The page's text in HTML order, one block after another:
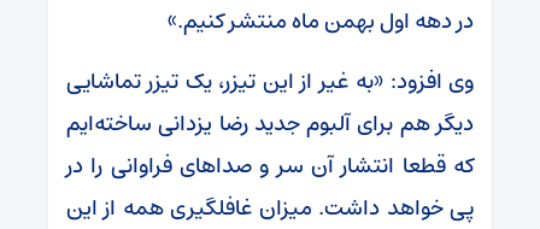
در دهه اول بهمن ماه منتشر کنیم.»
وی افزود: «به غیر از این تیزر، یک تیزر تماشایی
دیگر هم برای آلبوم جدید رضا یزدانی ساخته‌ایم
که قطعا انتشار آن سر و صداهای فراوانی را در
پی خواهد داشت. میزان غافلگیری همه از این